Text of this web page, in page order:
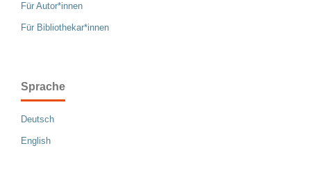
Für Autor*innen
Für Bibliothekar*innen
Sprache
Deutsch
English